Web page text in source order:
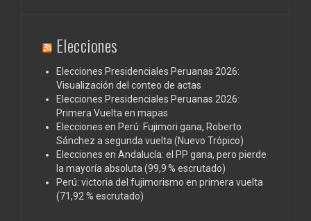
Elecciones
Elecciones Presidenciales Peruanas 2026:
Visualización del conteo de actas
Elecciones Presidenciales Peruanas 2026:
Primera Vuelta en mapas
Elecciones en Perú: Fujimori gana, Roberto
Sánchez a segunda vuelta (Nuevo Trópico)
Elecciones en Andalucía: el PP gana, pero pierde
la mayoría absoluta (99,9 % escrutado)
Perú: victoria del fujimorismo en primera vuelta
(71,92 % escrutado)